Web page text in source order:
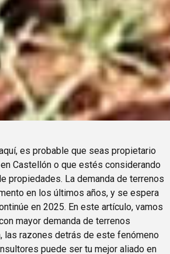
es probable que seas propietario
Castellón o que estés considerando
propiedades. La demanda de terrenos
en los últimos años, y se espera
en 2025. En este artículo, vamos
mayor demanda de terrenos
las razones detrás de este fenómeno
puede ser tu mejor aliado en